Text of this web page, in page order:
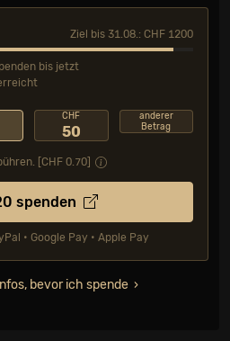
Ziel bis 31.08.: CHF 1200
bis jetzt
CHF
50
anderer
Betrag
[CHF 0.70
spenden
• Google Pay • Apple Pay
bevor ich spende